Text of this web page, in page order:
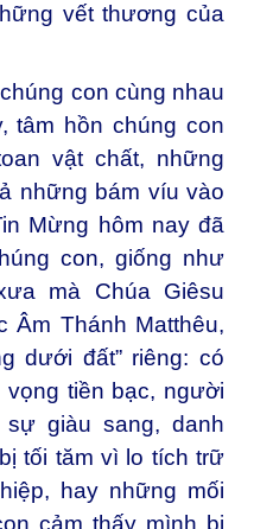
vết thương của
con cùng nhau
tâm hồn chúng con
vật chất, những
những bám víu vào
Mừng hôm nay đã
con, giống như
mà Chúa Giêsu
Âm Thánh Matthêu,
dưới đất” riêng: có
tiền bạc, người
giàu sang, danh
tối tăm vì lo tích trữ
hay những mối
cảm thấy mình bị